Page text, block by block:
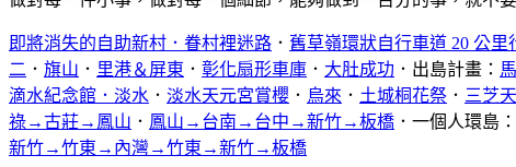
即將消失的自助新村．眷村裡迷路 ． 舊草嶺環狀自行車道 20 公里
二 ． 旗山 ． 里港＆屏東 ． 彰化扇形車庫 ． 大肚成功 ．出島計畫：
滴水紀念館．淡水 ． 淡水天元宮賞櫻 ． 烏來 ． 土城桐花祭 ． 三芝
祿→古莊→鳳山 ． 鳳山→台南→台中→新竹→板橋 ．一個人環島：
新竹→竹東→內灣→竹東→新竹→板橋